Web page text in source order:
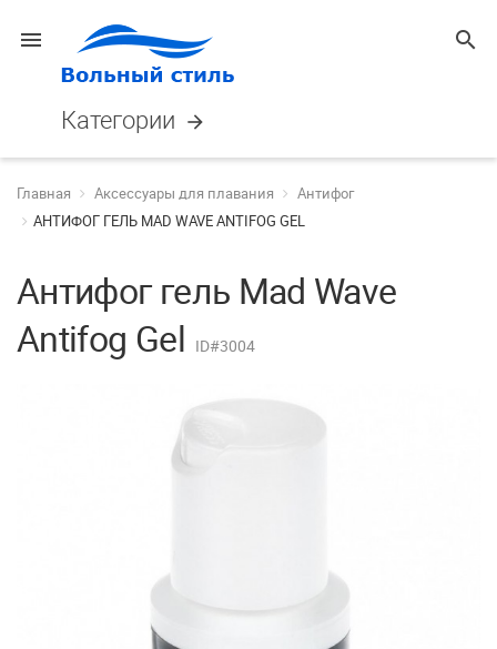
menu search
Категории arrow_forward
Главная Аксессуары для плавания
Антифог
АНТИФОГ ГЕЛЬ MAD WAVE ANTIFOG GEL
Антифог гель Mad Wave
Antifog Gel ID#3004